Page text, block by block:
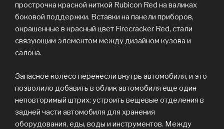
прострочка красной ниткой Rubicon Red на валиках
боковой поддержки. Вставки на панели приборов,
окрашенные в красный цвет Firecracker Red, стали
связующим элементом между дизайном кузова и
салона.
Запасное колесо перенесли внутрь автомобиля, и это
позволило добавить в облик автомобиля еще один
неповторимый штрих: устроить вещевые отделения в
задней части автомобиля для хранения
оборудования, еды, воды и инструментов. Между